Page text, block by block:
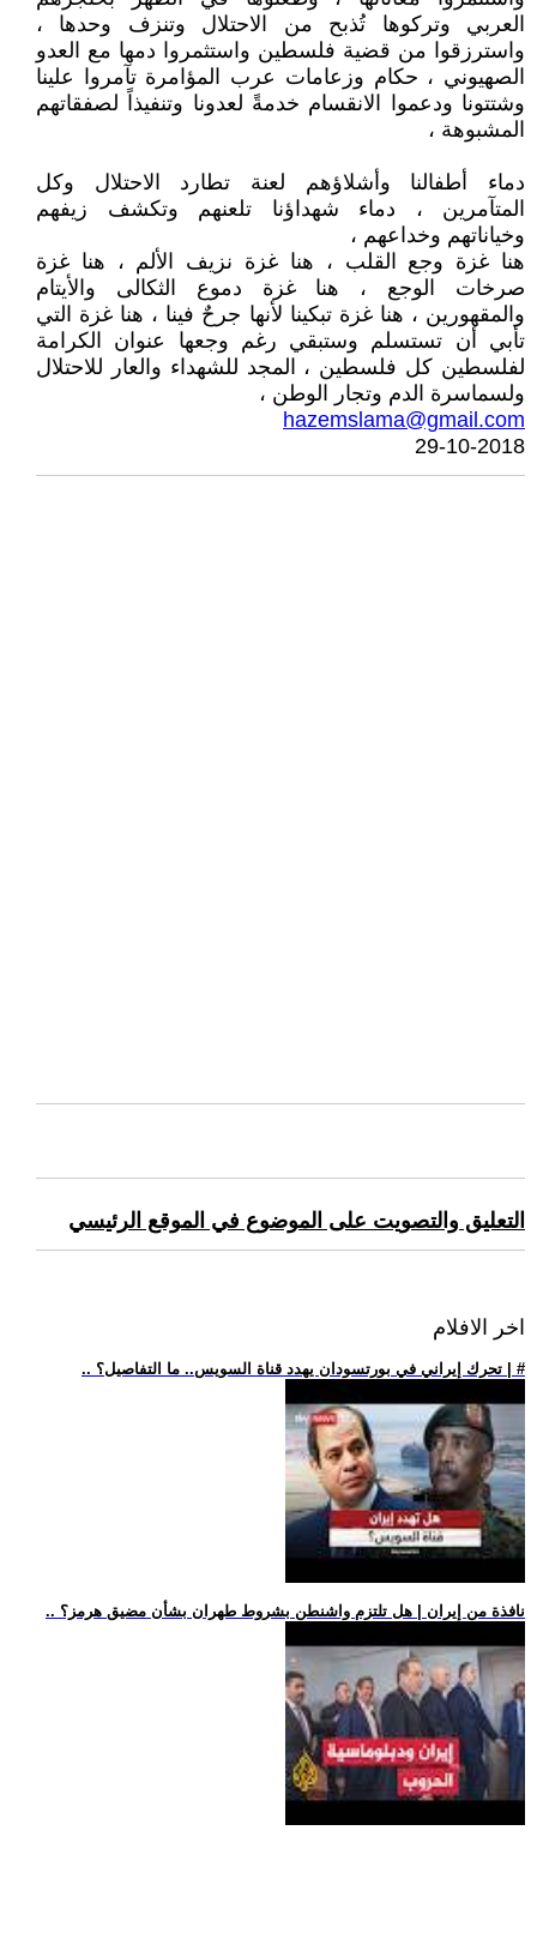
العربي وتركوها تُذبح من الاحتلال وتنزف وحدها ،
واسترزقوا من قضية فلسطين واستثمروا دمها مع العدو
الصهيوني ، حكام وزعامات عرب المؤامرة تآمروا علينا
وشتتونا ودعموا الانقسام خدمةً لعدونا وتنفيذاً لصفقاتهم
المشبوهة ،
دماء أطفالنا وأشلاؤهم لعنة تطارد الاحتلال وكل
المتآمرين ، دماء شهداؤنا تلعنهم وتكشف زيفهم
وخياناتهم وخداعهم ،
هنا غزة وجع القلب ، هنا غزة نزيف الألم ، هنا غزة
صرخات الوجع ، هنا غزة دموع الثكالى والأيتام
والمقهورين ، هنا غزة تبكينا لأنها جرحٌ فينا ، هنا غزة التي
تأبي أن تستسلم وستبقي رغم وجعها عنوان الكرامة
لفلسطين كل فلسطين ، المجد للشهداء والعار للاحتلال
ولسماسرة الدم وتجار الوطن ،
hazemslama@gmail.com
29-10-2018
التعليق والتصويت على الموضوع في الموقع الرئيسي
اخر الافلام
.. تحرك إيراني في بورتسودان يهدد قناة السويس.. ما التفاصيل؟ | #
.. نافذة من إيران | هل تلتزم واشنطن بشروط طهران بشأن مضيق هرمز؟